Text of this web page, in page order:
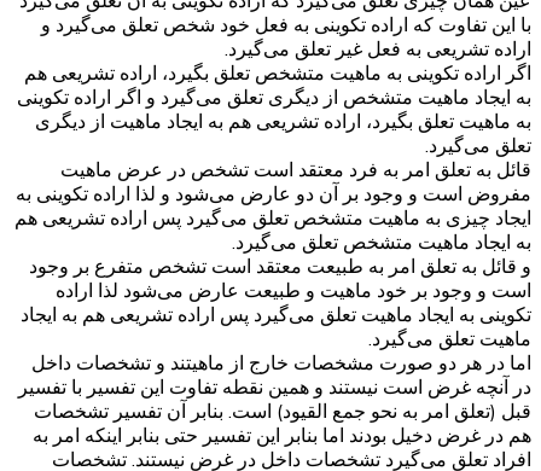
با این تفاوت که اراده تکوینی به فعل خود شخص تعلق می‌گیرد و
اراده تشریعی به فعل غیر تعلق می‌گیرد.
اگر اراده تکوینی به ماهیت متشخص تعلق بگیرد، اراده تشریعی هم
به ایجاد ماهیت متشخص از دیگری تعلق می‌گیرد و اگر اراده تکوینی
به ماهیت تعلق بگیرد، اراده تشریعی هم به ایجاد ماهیت از دیگری
تعلق می‌گیرد.
قائل به تعلق امر به فرد معتقد است تشخص در عرض ماهیت
مفروض است و وجود بر آن دو عارض می‌شود و لذا اراده تکوینی به
ایجاد چیزی به ماهیت متشخص تعلق می‌گیرد پس اراده تشریعی هم
به ایجاد ماهیت متشخص تعلق می‌گیرد.
و قائل به تعلق امر به طبیعت معتقد است تشخص متفرع بر وجود
است و وجود بر خود ماهیت و طبیعت عارض می‌شود لذا اراده
تکوینی به ایجاد ماهیت تعلق می‌گیرد پس اراده تشریعی هم به ایجاد
ماهیت تعلق می‌گیرد.
اما در هر دو صورت مشخصات خارج از ماهیتند و تشخصات داخل
در آنچه غرض است نیستند و همین نقطه تفاوت این تفسیر با تفسیر
قبل (تعلق امر به نحو جمع القیود) است. بنابر آن تفسیر تشخصات
هم در غرض دخیل بودند اما بنابر این تفسیر حتی بنابر اینکه امر به
افراد تعلق می‌گیرد تشخصات داخل در غرض نیستند. تشخصات